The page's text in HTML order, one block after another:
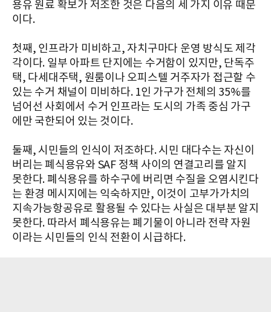
용유 원료 확보가 저조한 것은 다음의 세 가지 이유 때문
이다.
첫째, 인프라가 미비하고, 자치구마다 운영 방식도 제각
각이다. 일부 아파트 단지에는 수거함이 있지만, 단독주
택, 다세대주택, 원룸이나 오피스텔 거주자가 접근할 수
있는 수거 채널이 미비하다. 1인 가구가 전체의 35%를
넘어선 사회에서 수거 인프라는 도시의 가족 중심 가구
에만 국한되어 있는 것이다.
둘째, 시민들의 인식이 저조하다. 시민 대다수는 자신이
버리는 폐식용유와 SAF 정책 사이의 연결고리를 알지
못한다. 폐식용유를 하수구에 버리면 수질을 오염시킨다
는 환경 메시지에는 익숙하지만, 이것이 고부가가치의
지속가능항공유로 활용될 수 있다는 사실은 대부분 알지
못한다. 따라서 폐식용유는 폐기물이 아니라 전략 자원
이라는 시민들의 인식 전환이 시급하다.